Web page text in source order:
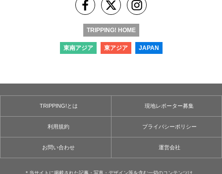
TRIPPING! HOME
東南アジア 東アジア JAPAN
TRIPPING!とは 現地レポーター募集
利用規約 プライバシーポリシー
お問い合わせ 運営会社
＊当サイトに掲載された記事・写真・デザイン等を含む⼀切のコンテンツは、